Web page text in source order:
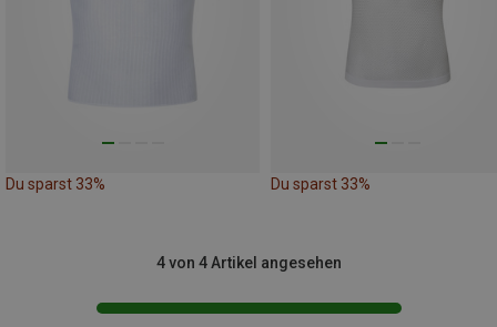
Du sparst 33% Du sparst 33%
4 von 4 Artikel angesehen